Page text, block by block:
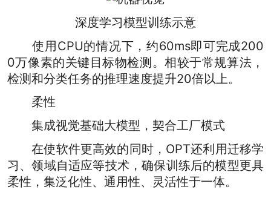
深度学习模型训练示意
使用CPU的情况下，约60ms即可完成200
0万像素的关键目标物检测。相较于常规算法，
检测和分类任务的推理速度提升20倍以上。
柔性
集成视觉基础大模型，契合工厂模式
在使软件更高效的同时，OPT还利用迁移学
习、领域自适应等技术，确保训练后的模型更具
柔性，集泛化性、通用性、灵活性于一体。